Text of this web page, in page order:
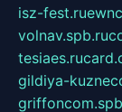
isz-fest.ru
volnav.spb.ru
tesiaes.ru
gildiya-